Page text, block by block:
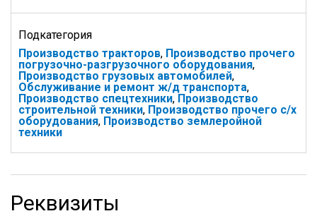
Подкатегория
Производство тракторов, Производство прочего
погрузочно-разгрузочного оборудования,
Производство грузовых автомобилей,
Обслуживание и ремонт ж/д транспорта,
Производство спецтехники, Производство
строительной техники, Производство прочего с/х
оборудования, Производство землеройной
техники
Реквизиты